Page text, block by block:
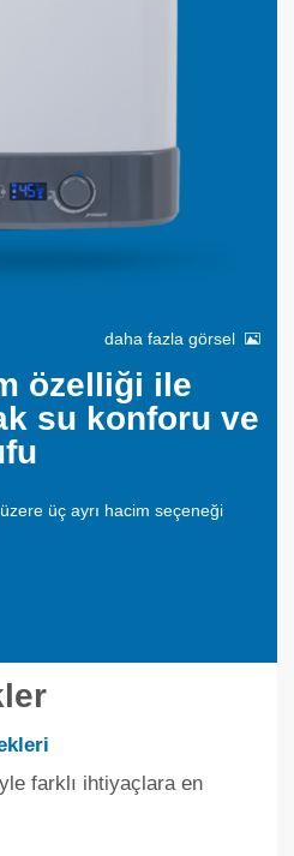
daha fazla görsel
özelliği ile
su konforu ve
üç ayrı hacim seçeneği
farklı ihtiyaçlara en